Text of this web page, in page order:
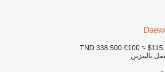
€100 ≈
بالبنزين